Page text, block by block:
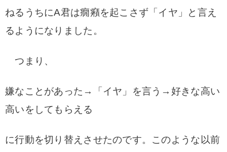
ねるうちにA君は癇癪を起こさず「イヤ」と言え
るようになりました。
つまり、
嫌なことがあった→「イヤ」を言う→好きな高い
高いをしてもらえる
に行動を切り替えさせたのです。このような以前